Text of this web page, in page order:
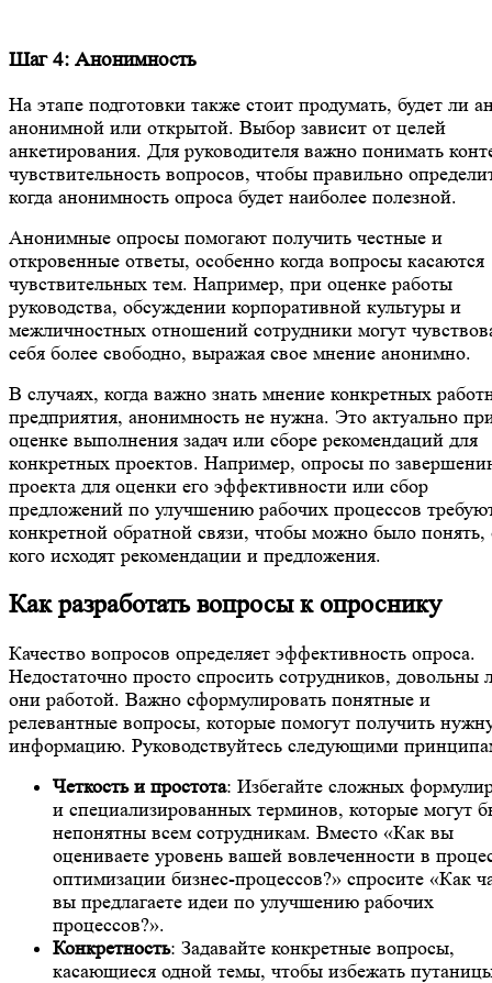
Шаг 4: Анонимность
На этапе подготовки также стоит продумать, будет ли
анонимной или открытой. Выбор зависит от целей
анкетирования. Для руководителя важно понимать
чувствительность вопросов, чтобы правильно
когда анонимность опроса будет наиболее полезной.
Анонимные опросы помогают получить честные и
откровенные ответы, особенно когда вопросы касаются
чувствительных тем. Например, при оценке работы
руководства, обсуждении корпоративной культуры и
межличностных отношений сотрудники могут
себя более свободно, выражая свое мнение анонимно.
В случаях, когда важно знать мнение конкретных
предприятия, анонимность не нужна. Это актуально
оценке выполнения задач или сборе рекомендаций для
конкретных проектов. Например, опросы по
проекта для оценки его эффективности или сбор
предложений по улучшению рабочих процессов
конкретной обратной связи, чтобы можно было понять,
кого исходят рекомендации и предложения.
Как разработать вопросы к опроснику
Качество вопросов определяет эффективность опроса.
Недостаточно просто спросить сотрудников, довольны
они работой. Важно сформулировать понятные и
релевантные вопросы, которые помогут получить
информацию. Руководствуйтесь следующими
Четкость и простота: Избегайте сложных
и специализированных терминов, которые могут
непонятны всем сотрудникам. Вместо «Как вы
оцениваете уровень вашей вовлеченности в
оптимизации бизнес-процессов?» спросите «Как
вы предлагаете идеи по улучшению рабочих
процессов?».
Конкретность: Задавайте конкретные вопросы,
касающиеся одной темы, чтобы избежать